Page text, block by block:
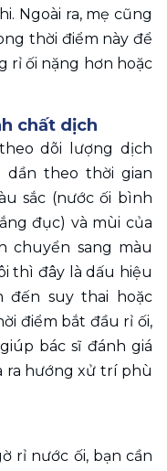
Ngoài ra, mẹ cũng
thời điểm này để
rỉ ối nặng hơn hoặc
chất dịch
dõi lượng dịch
dần theo thời gian
sắc (nước ối bình
đục) và mùi của
chuyển sang màu
thì đây là dấu hiệu
đến suy thai hoặc
điểm bắt đầu rỉ ối,
bác sĩ đánh giá
ra hướng xử trí phù
rỉ nước ối, bạn cần